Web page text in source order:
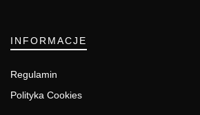
INFORMACJE
Regulamin
Polityka Cookies